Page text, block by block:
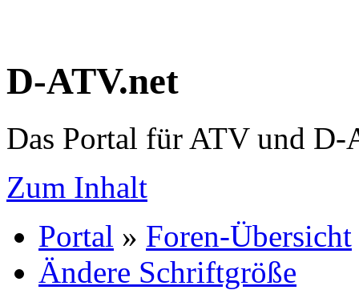
D-ATV.net
Das Portal für ATV und D-
Zum Inhalt
Portal » Foren-Übersicht
Ändere Schriftgröße